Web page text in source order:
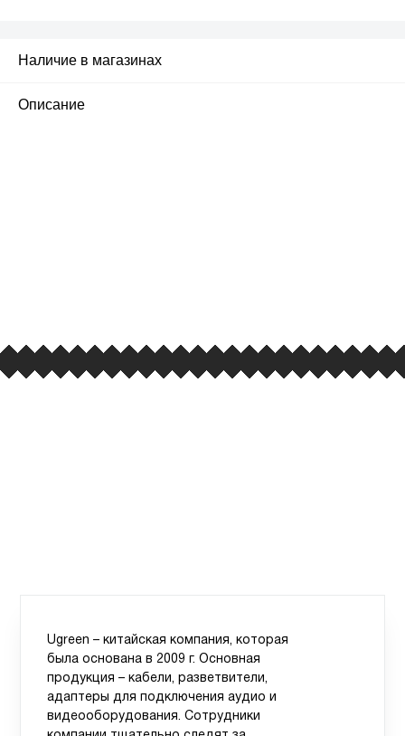
Наличие в магазинах
Описание
Ugreen – китайская компания, которая
была основана в 2009 г. Основная
продукция – кабели, разветвители,
адаптеры для подключения аудио и
видеооборудования. Сотрудники